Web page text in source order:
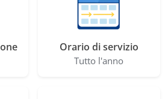
Orario di servizio
Tutto l'anno